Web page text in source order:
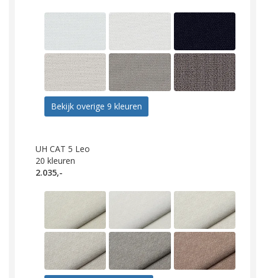
Bekijk overige 9 kleuren
UH CAT 5 Leo
20 kleuren
2.035,-